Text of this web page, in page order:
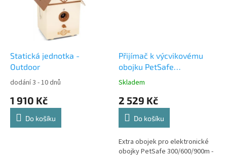
Statická jednotka -
Outdoor
dodání 3 - 10 dnů
1 910 Kč
Do košíku
Přijímač k výcvikovému
obojku PetSafe
300/600/900m LITE
Skladem
2 529 Kč
Do košíku
Extra obojek pro elektronické
obojky PetSafe 300/600/900m -